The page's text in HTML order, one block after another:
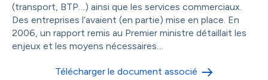
(transport, BTP…) ainsi que les services commerciaux.
Des entreprises l’avaient (en partie) mise en place. En
2006, un rapport remis au Premier ministre détaillait les
enjeux et les moyens nécessaires…
Télécharger le document associé